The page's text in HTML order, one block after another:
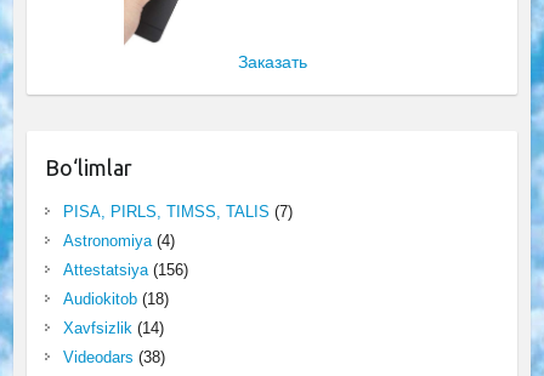
Заказать
Bo‘limlar
PISA, PIRLS, TIMSS, TALIS (7)
Astronomiya(4)
Attestatsiya(156)
Audiokitob(18)
Xavfsizlik(14)
Videodars (38)